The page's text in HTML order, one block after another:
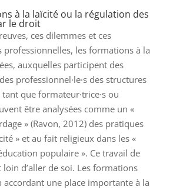
à la laïcité ou la régulation des
le droit
ces dilemmes et ces
professionnelles, les formations à la
auxquelles participent des
professionnel·le·s des structures
que formateur·trice·s ou
être analysées comme un «
» (Ravon, 2012) des pratiques
» et au fait religieux dans les «
populaire ». Ce travail de
d’aller de soi. Les formations
accordant une place importante à la